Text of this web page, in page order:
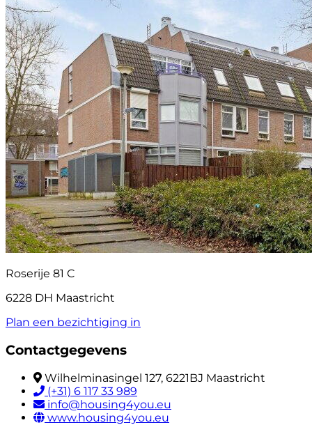
Roserije 81 C
6228 DH Maastricht
Plan een bezichtiging in
Contactgegevens
Wilhelminasingel 127, 6221BJ Maastricht
(+31) 6 117 33 989
info@housing4you.eu
www.housing4you.eu